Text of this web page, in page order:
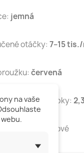
jemná
otáčky: 7–15
červená
průměr stopky:
jemné křížové
na vaše